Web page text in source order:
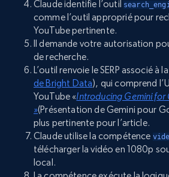
Claude identifie l’outil
comme l’outil approprié pour
YouTube pertinente.
Il demande votre autorisation
de recherche.
L’outil renvoie le SERP associé à
de Bright Data), qui comprend
YouTube «Introducing Gemini for
»(Présentation de Gemini pour
plus pertinente pour l’article.
Claude utilise la compétence
télécharger la vidéo en 1080p
local.